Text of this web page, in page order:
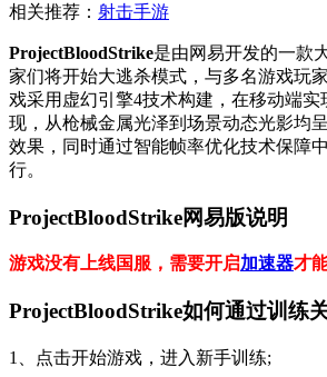
相关推荐： 射击手游
ProjectBloodStrike是由网易开发的一款
家们将开始大逃杀模式，与多名游戏玩
戏采用虚幻引擎4技术构建，在移动端实
现，从枪械金属光泽到场景动态光影均
效果，同时通过智能帧率优化技术保障
行。
ProjectBloodStrike网易版说明
游戏没有上线国服，需要开启加速器才
ProjectBloodStrike如何通过训练
1、点击开始游戏，进入新手训练;